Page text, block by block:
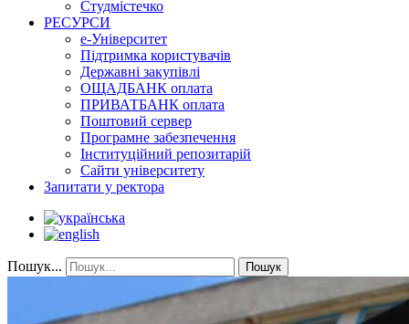
Студмістечко
РЕСУРСИ
е-Університет
Підтримка користувачів
Державні закупівлі
ОЩАДБАНК оплата
ПРИВАТБАНК оплата
Поштовий сервер
Програмне забезпечення
Інституційний репозитарій
Сайти університету
Запитати у ректора
Пошук... Пошук